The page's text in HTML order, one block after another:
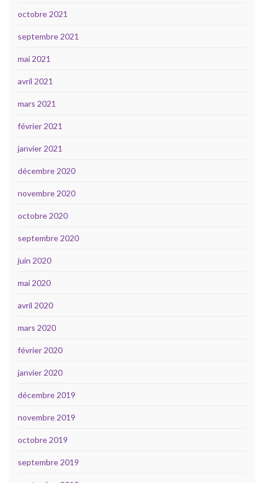
octobre 2021
septembre 2021
mai 2021
avril 2021
mars 2021
février 2021
janvier 2021
décembre 2020
novembre 2020
octobre 2020
septembre 2020
juin 2020
mai 2020
avril 2020
mars 2020
février 2020
janvier 2020
décembre 2019
novembre 2019
octobre 2019
septembre 2019